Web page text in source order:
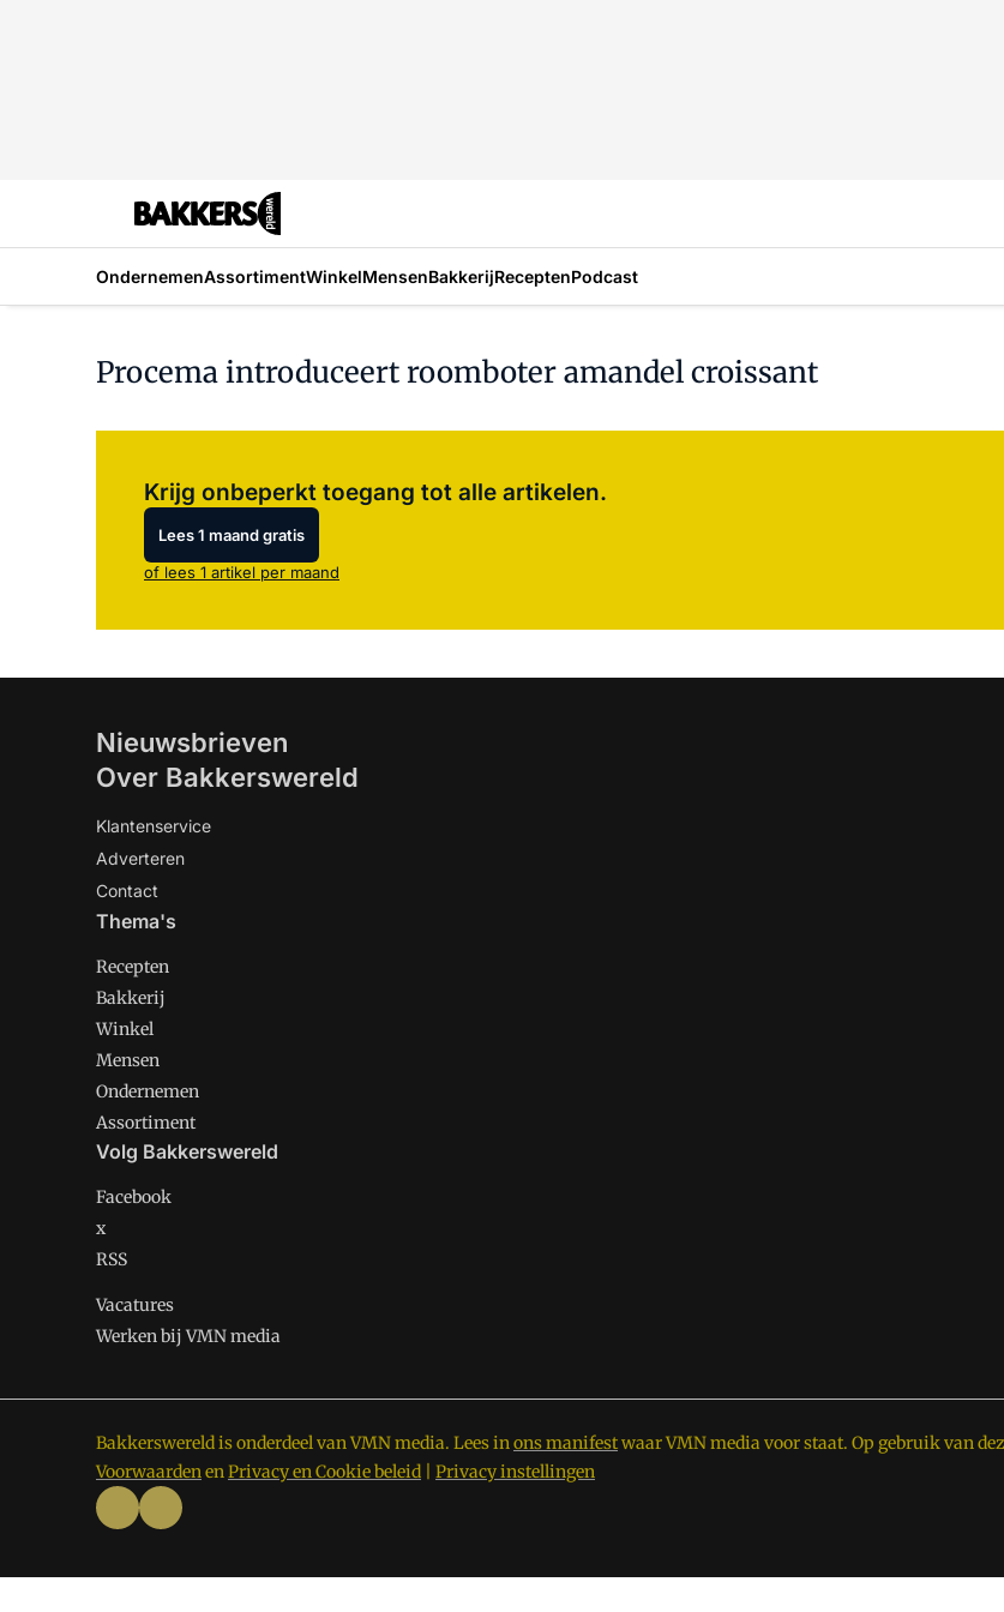
OndernemenAssortimentWinkelMensenBakkerijReceptenPodcast
Procema introduceert roomboter amandel croissant
Krijg onbeperkt toegang tot alle artikelen.
Lees 1 maand gratis
of lees 1 artikel per maand
Nieuwsbrieven
Over Bakkerswereld
Klantenservice
Adverteren
Contact
Thema's
Recepten
Bakkerij
Winkel
Mensen
Ondernemen
Assortiment
Volg Bakkerswereld
Facebook
x
RSS
Vacatures
Werken bij VMN media
Bakkerswereld is onderdeel van VMN media. Lees inons manifestwaar VMN media voor staat. Op gebruik van
VoorwaardenenPrivacy en Cookie beleid Privacy instellingen